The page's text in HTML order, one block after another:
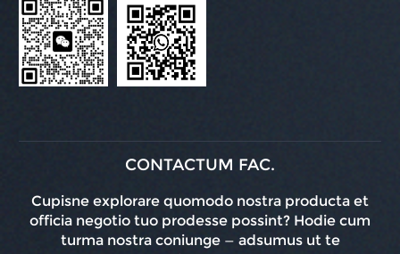
CONTACTUM FAC.
Cupisne explorare quomodo nostra producta et
officia negotio tuo prodesse possint? Hodie cum
turma nostra coniunge — adsumus ut te